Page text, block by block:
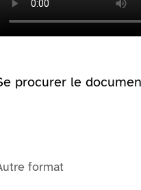
procurer le
format